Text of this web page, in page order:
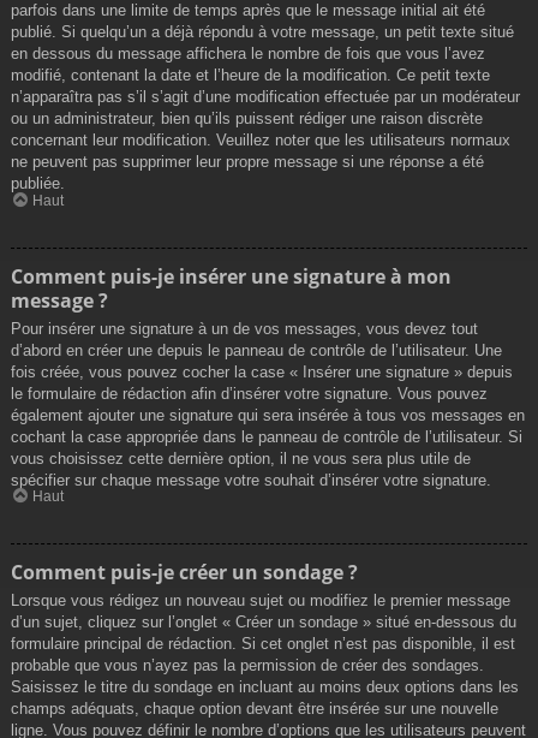
parfois dans une limite de temps après que le message initial ait été
publié. Si quelqu’un a déjà répondu à votre message, un petit texte situé
en dessous du message affichera le nombre de fois que vous l’avez
modifié, contenant la date et l’heure de la modification. Ce petit texte
n’apparaîtra pas s’il s’agit d’une modification effectuée par un modérateur
ou un administrateur, bien qu’ils puissent rédiger une raison discrète
concernant leur modification. Veuillez noter que les utilisateurs normaux
ne peuvent pas supprimer leur propre message si une réponse a été
publiée.
Haut
Comment puis-je insérer une signature à mon
message ?
Pour insérer une signature à un de vos messages, vous devez tout
d’abord en créer une depuis le panneau de contrôle de l’utilisateur. Une
fois créée, vous pouvez cocher la case « Insérer une signature » depuis
le formulaire de rédaction afin d’insérer votre signature. Vous pouvez
également ajouter une signature qui sera insérée à tous vos messages en
cochant la case appropriée dans le panneau de contrôle de l’utilisateur. Si
vous choisissez cette dernière option, il ne vous sera plus utile de
spécifier sur chaque message votre souhait d’insérer votre signature.
Haut
Comment puis-je créer un sondage ?
Lorsque vous rédigez un nouveau sujet ou modifiez le premier message
d’un sujet, cliquez sur l’onglet « Créer un sondage » situé en-dessous du
formulaire principal de rédaction. Si cet onglet n’est pas disponible, il est
probable que vous n’ayez pas la permission de créer des sondages.
Saisissez le titre du sondage en incluant au moins deux options dans les
champs adéquats, chaque option devant être insérée sur une nouvelle
ligne. Vous pouvez définir le nombre d’options que les utilisateurs peuvent